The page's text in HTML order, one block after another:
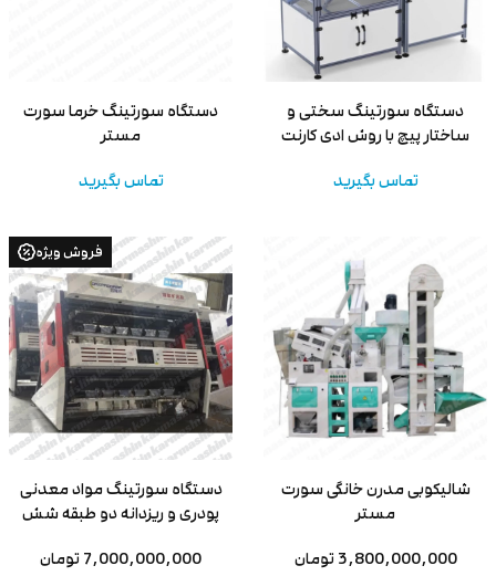
دستگاه سورتینگ سختی و
ساختار پیچ با روش ادی کارنت
تماس بگیرید
دستگاه سورتینگ خرما سورت
مستر
تماس بگیرید
شالیکوبی مدرن خانگی سورت
مستر
3,800,000,000 تومان
فروش ویژه
دستگاه سورتینگ مواد معدنی
پودری و ریزدانه دو طبقه شش
7,000,000,000 تومان